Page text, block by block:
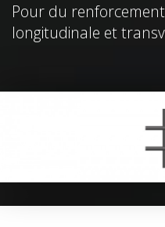
Pour du
longitudinale et